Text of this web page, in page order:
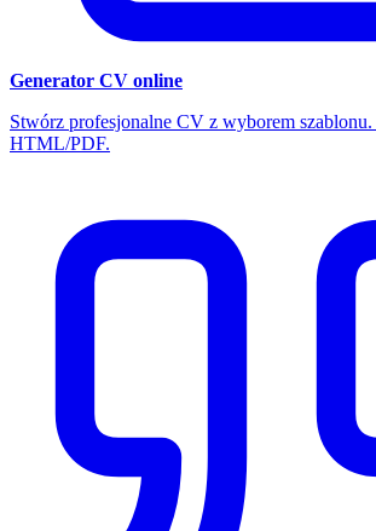
Generator CV online
Stwórz profesjonalne CV z wyborem
HTML/PDF.